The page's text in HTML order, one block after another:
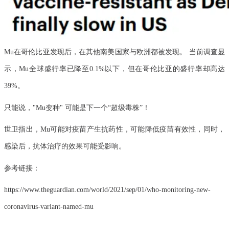
Mu在哥伦比亚发现后，在其他南美国家与欧洲都被发现。 当前调查显
示，Mu全球盛行率已降至0.1%以下，但在哥伦比亚的盛行率却高达
39%。
只能说，"Mu变种" 可能是下一个“超级毒株”！
世卫指出，Mu可能对疫苗产生抗药性，可能降低疫苗有效性，同时，
感染后，抗体治疗的效果可能受影响。
参考链接：
https://www.theguardian.com/world/2021/sep/01/who-monitoring-new-
coronavirus-variant-named-mu